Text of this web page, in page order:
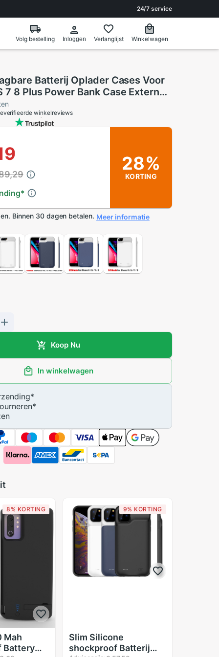
24/7 service
Volg bestelling Inloggen Verlanglijst Winkelwagen
Batterij Oplader Cases Voor
7 8 Plus Power Bank Case Externe
Pack backup Case
winkelreviews
*
28%
KORTING
Binnen 30 dagen betalen. Meer informatie
Koop Nu
In winkelwagen
*
*
8% KORTING
Mah
Battery
9% KORTING
Slim Silicone
shockproof Batterij